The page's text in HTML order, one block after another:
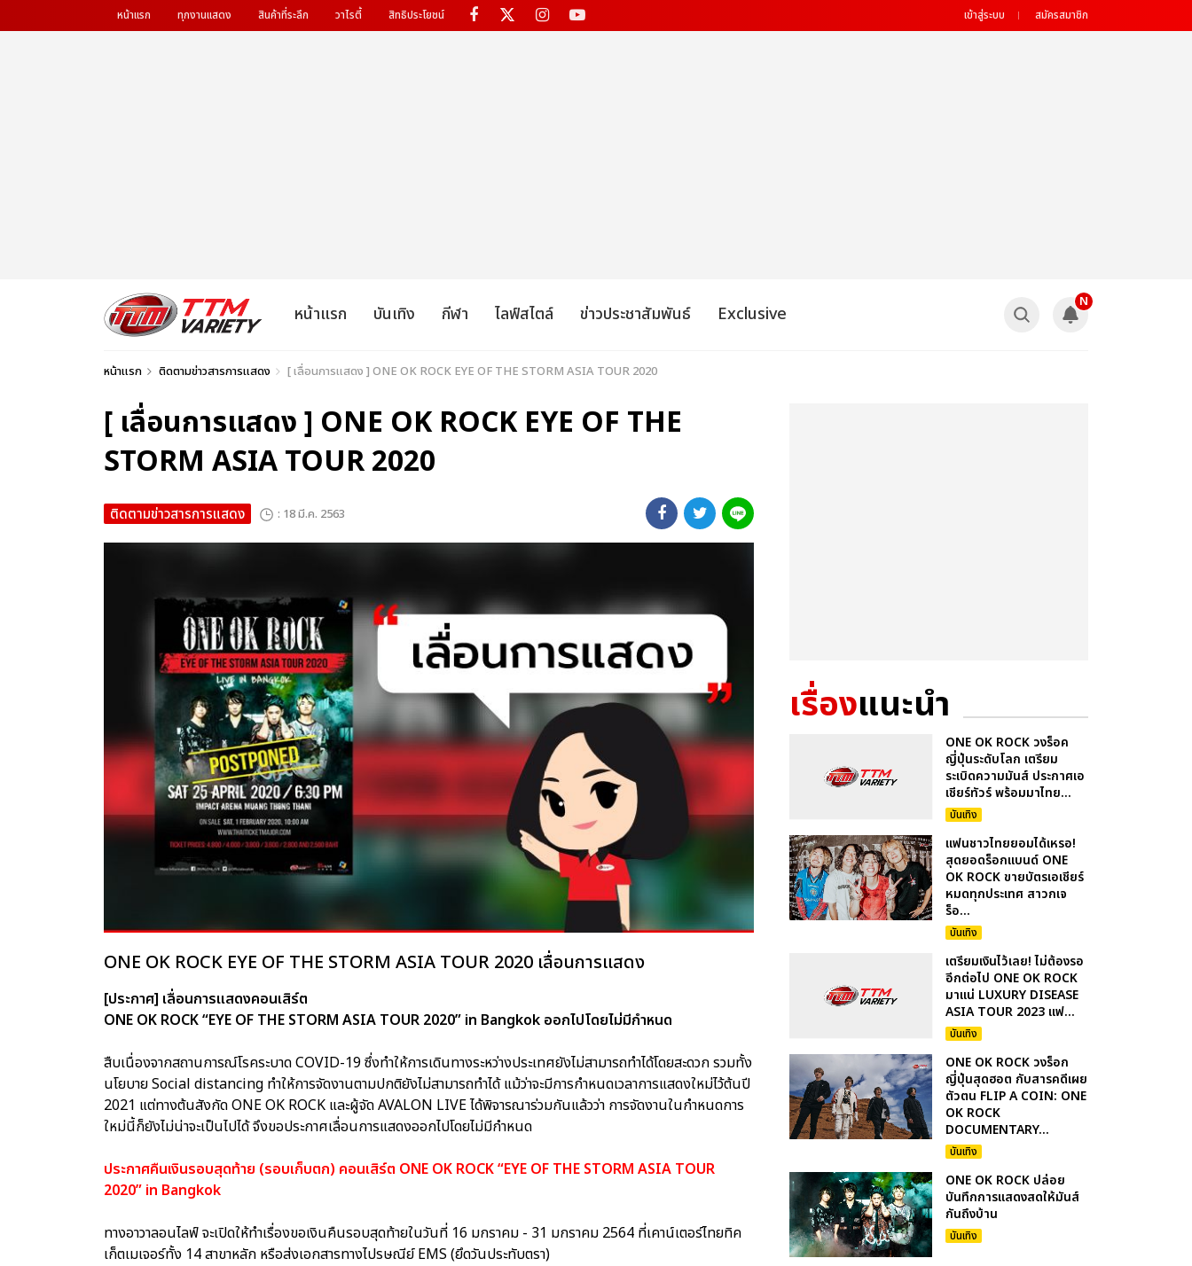
หน้าแรก ทุกงานแสดง สินค้าที่ระลึก วาไรตี้ สิทธิประโยชน์ เข้าสู่ระบบ สมัครสมาชิก
หน้าแรก บันเทิง กีฬา ไลฟ์สไตล์ ข่าวประชาสัมพันธ์ Exclusive
N
หน้าแรก ติดตามข่าวสารการแสดง [ เลื่อนการแสดง ] ONE OK ROCK EYE OF THE STORM ASIA TOUR 2020
[ เลื่อนการแสดง ] ONE OK ROCK EYE OF THE
STORM ASIA TOUR 2020
ติดตามข่าวสารการแสดง : 18 มี.ค. 2563
ONE OK ROCK EYE OF THE STORM ASIA TOUR 2020 เลื่อนการแสดง
[ประกาศ] เลื่อนการแสดงคอนเสิร์ต
ONE OK ROCK “EYE OF THE STORM ASIA TOUR 2020” in Bangkok ออกไปโดยไม่มีกำหนด
สืบเนื่องจากสถานการณ์โรคระบาด COVID-19 ซึ่งทำให้การเดินทางระหว่างประเทศยังไม่สามารถทำได้โดยสะดวก รวมทั้ง
นโยบาย Social distancing ทำให้การจัดงานตามปกติยังไม่สามารถทำได้ แม้ว่าจะมีการกำหนดเวลาการแสดงใหม่ไว้ต้นปี
2021 แต่ทางต้นสังกัด ONE OK ROCK และผู้จัด AVALON LIVE ได้พิจารณาร่วมกันแล้วว่า การจัดงานในกำหนดการ
ใหม่นี้ก็ยังไม่น่าจะเป็นไปได้ จึงขอประกาศเลื่อนการแสดงออกไปโดยไม่มีกำหนด
ประกาศคืนเงินรอบสุดท้าย (รอบเก็บตก) คอนเสิร์ต ONE OK ROCK “EYE OF THE STORM ASIA TOUR
2020” in Bangkok
ทางอาวาลอนไลฟ์ จะเปิดให้ทำเรื่องขอเงินคืนรอบสุดท้ายในวันที่ 16 มกราคม - 31 มกราคม 2564 ที่เคาน์เตอร์ไทยทิค
เก็ตเมเจอร์ทั้ง 14 สาขาหลัก หรือส่งเอกสารทางไปรษณีย์ EMS (ยึดวันประทับตรา)
เรื่องแนะนำ
ONE OK ROCK วงร็อค
ญี่ปุ่นระดับโลก เตรียม
ระเบิดความมันส์ ประกาศเอ
เชียร์ทัวร์ พร้อมมาไทย...
บันเทิง
แฟนชาวไทยยอมได้เหรอ!
สุดยอดร็อกแบนด์ ONE
OK ROCK ขายบัตรเอเชียร์
หมดทุกประเทศ สาวกเจ
ร็อ...
บันเทิง
เตรียมเงินไว้เลย! ไม่ต้องรอ
อีกต่อไป ONE OK ROCK
มาแน่ LUXURY DISEASE
ASIA TOUR 2023 แฟ...
บันเทิง
ONE OK ROCK วงร็อก
ญี่ปุ่นสุดฮอต กับสารคดีเผย
ตัวตน FLIP A COIN: ONE
OK ROCK
DOCUMENTARY...
บันเทิง
ONE OK ROCK ปล่อย
บันทึกการแสดงสดให้มันส์
กันถึงบ้าน
บันเทิง